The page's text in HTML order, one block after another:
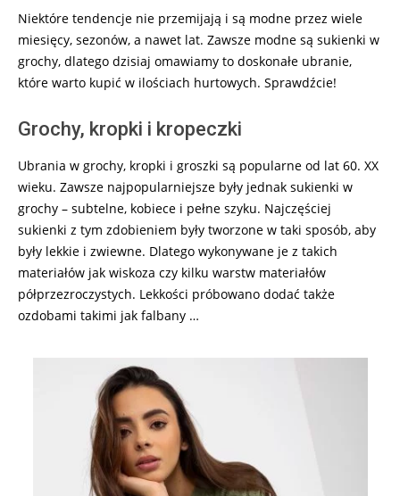
Niektóre tendencje nie przemijają i są modne przez wiele
miesięcy, sezonów, a nawet lat. Zawsze modne są sukienki w
grochy, dlatego dzisiaj omawiamy to doskonałe ubranie,
które warto kupić w ilościach hurtowych. Sprawdźcie!
Grochy, kropki i kropeczki
Ubrania w grochy, kropki i groszki są popularne od lat 60. XX
wieku. Zawsze najpopularniejsze były jednak sukienki w
grochy – subtelne, kobiece i pełne szyku. Najczęściej
sukienki z tym zdobieniem były tworzone w taki sposób, aby
były lekkie i zwiewne. Dlatego wykonywane je z takich
materiałów jak wiskoza czy kilku warstw materiałów
półprzezroczystych. Lekkości próbowano dodać także
ozdobami takimi jak falbany …